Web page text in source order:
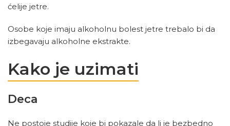
ćelije jetre.
Osobe koje imaju alkoholnu bolest jetre trebalo bi da
izbegavaju alkoholne ekstrakte.
Kako je uzimati
Deca
Ne postoje studije koje bi pokazale da li je bezbedno